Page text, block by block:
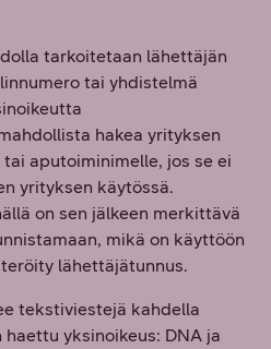
tarkoitetaan lähettäjän
tai yhdistelmä
hakea yrityksen
aputoiminimelle, jos se ei
yrityksen käytössä.
on sen jälkeen merkittävä
mikä on käyttöön
lähettäjätunnus.
tekstiviestejä kahdella
yksinoikeus: DNA ja